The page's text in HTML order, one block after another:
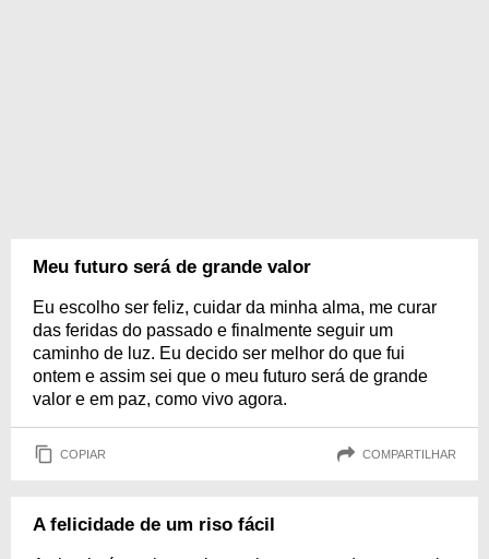
Meu futuro será de grande valor
Eu escolho ser feliz, cuidar da minha alma, me curar
das feridas do passado e finalmente seguir um
caminho de luz. Eu decido ser melhor do que fui
ontem e assim sei que o meu futuro será de grande
valor e em paz, como vivo agora.
COPIAR COMPARTILHAR
A felicidade de um riso fácil